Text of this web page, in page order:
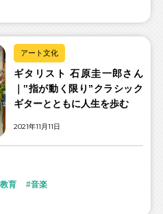
アート文化
ギタリスト 石原圭一郎さん
｜‟指が動く限り”クラシック
ギターとともに人生を歩む
2021年11月11日
教育 音楽